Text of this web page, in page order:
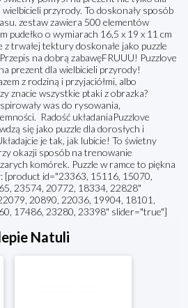
przyrody. To doskonały sposób
zestaw zawiera 500 elementów
pudełko o wymiarach 16,5 x 19 x 11 cm
trwałej tektury doskonałe jako puzzle
na dobrą zabawęFRUUU! Puzzlove
prezent dla wielbicieli przyrody!
z rodziną i przyjaciółmi, albo
znacie wszystkie ptaki z obrazka?
was do rysowania,
Radość układaniaPuzzlove
się jako puzzle dla dorosłych i
je tak, jak lubicie! To świetny
okazji sposób na trenowanie
komórek. Puzzle w ramce to piękna
[product id="23363, 15116, 15070,
23574, 20772, 18334, 22828"
20890, 22036, 19904, 18101,
17486, 23280, 23398" slider="true"]
Natuli